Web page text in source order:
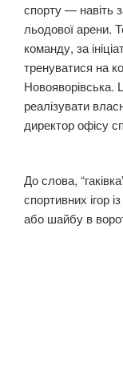
спорту — навіть
льодової арени.
команду, за
тренуватися на
Новояворівська.
реалізувати
директор офісу
До слова,
спортивних ігор
або шайбу в